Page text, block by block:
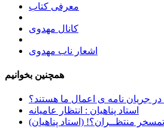
معرفی کتاب
کانال مهدوی
اشعار ناب مهدوی
همچنین بخوانیم
استاد پناهیان : انتظار عامیانه
منتظــران؟! (استاد پناهیان)